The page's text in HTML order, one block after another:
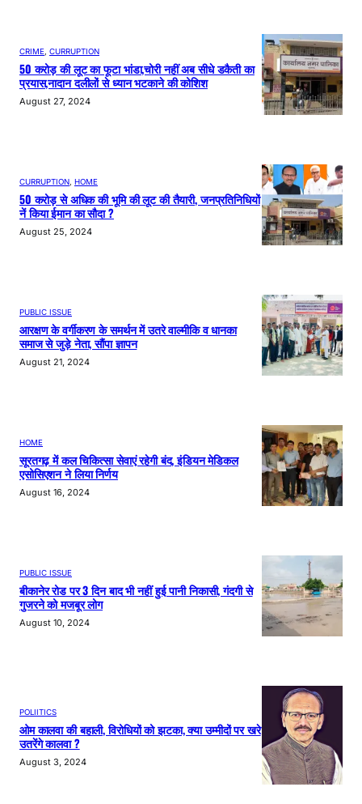
CRIME, CURRUPTION
50 करोड़ की लूट का फूटा भांडा,चोरी नहीं अब सीधे डकैती का
प्रयास,नादान दलीलों से ध्यान भटकाने की कोशिश
August 27, 2024
CURRUPTION, HOME
50 करोड़ से अधिक की भूमि की लूट की तैयारी, जनप्रतिनिधियों
नें किया ईमान का सौदा ?
August 25, 2024
PUBLIC ISSUE
आरक्षण के वर्गीकरण के समर्थन में उतरे वाल्मीकि व धानका
समाज से जुड़े नेता, सौंपा ज्ञापन
August 21, 2024
HOME
सूरतगढ़ में कल चिकित्सा सेवाएं रहेगी बंद, इंडियन मेडिकल
एसोसिएशन ने लिया निर्णय
August 16, 2024
PUBLIC ISSUE
बीकानेर रोड पर 3 दिन बाद भी नहीं हुई पानी निकासी, गंदगी से
गुजरने को मजबूर लोग
August 10, 2024
POLIITICS
ओम कालवा की बहाली, विरोधियों को झटका, क्या उम्मीदों पर खरे
उतरेंगे कालवा ?
August 3, 2024